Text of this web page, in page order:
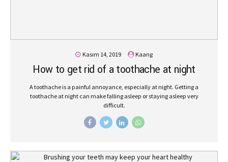
Kasım 14, 2019 Kaang
How to get rid of a toothache at night
A toothache is a painful annoyance, especially at night. Getting a
toothache at night can make falling asleep or staying asleep very
difficult.